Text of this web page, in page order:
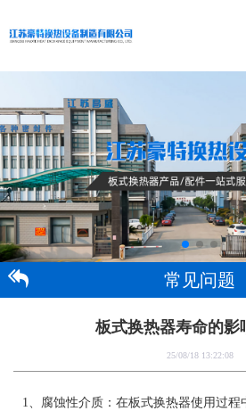
常见问题
板式换热器寿命的影
25/08/18 13:22:08
1、腐蚀性介质：在板式换热器使用过